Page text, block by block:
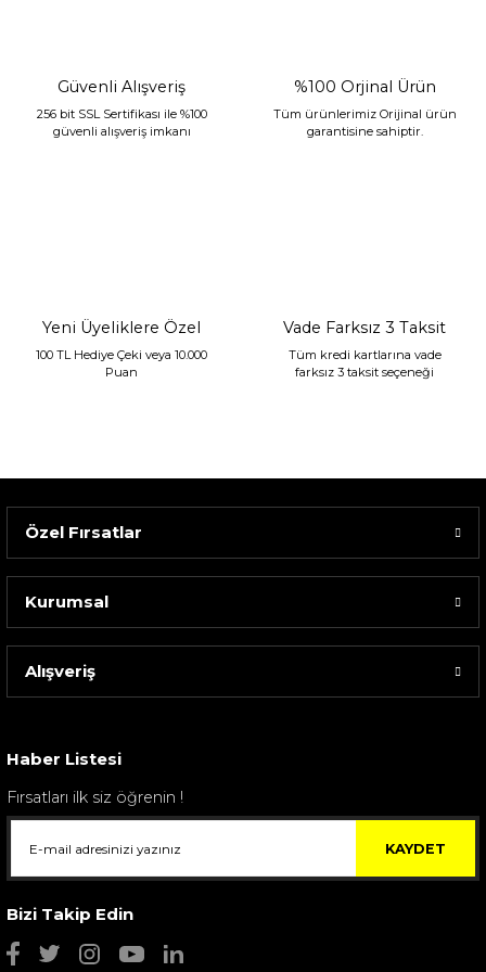
Sarev Elfıda Flanel Nevresim Takımı Çift Kişili...
Güvenli Alışveriş
256 bit SSL Sertifikası ile %100
güvenli alışveriş imkanı
%100 Orjinal Ürün
Tüm ürünlerimiz Orijinal ürün
garantisine sahiptir.
Yeni Üyeliklere Özel
100 TL Hediye Çeki veya 10.000
Puan
Vade Farksız 3 Taksit
Tüm kredi kartlarına vade
farksız 3 taksit seçeneği
Özel Fırsatlar
Kurumsal
Alışveriş
Haber Listesi
Fırsatları ilk siz öğrenin !
KAYDET
Bizi Takip Edin